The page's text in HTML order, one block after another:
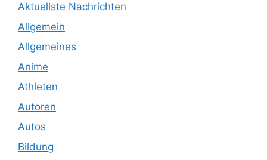
Aktuellste Nachrichten
Allgemein
Allgemeines
Anime
Athleten
Autoren
Autos
Bildung